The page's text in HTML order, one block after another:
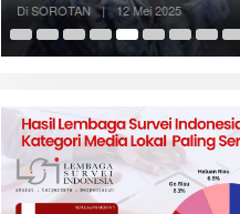
Di SOROTAN | 12 Mei 2025